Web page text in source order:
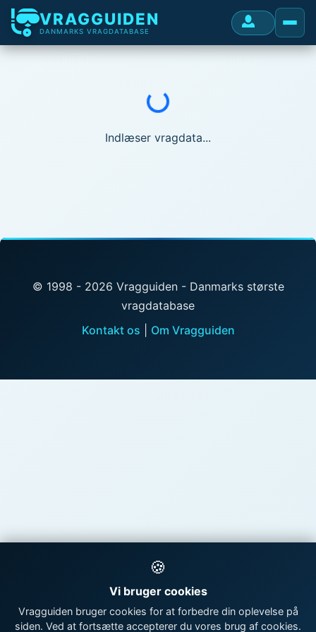
VRAGGUIDEN
DANMARKS VRAGDATABASE
Indlæser...
Indlæser vragdata...
© 1998 - 2026 Vragguiden - Danmarks største
vragdatabase
Kontakt os
Om Vragguiden
🍪
Vi bruger cookies
Vragguiden bruger cookies for at forbedre din oplevelse på
siden. Ved at fortsætte accepterer du vores brug af cookies.